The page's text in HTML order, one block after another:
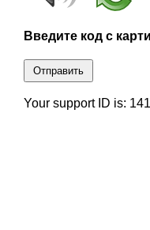
Введите код с
Отправить
Your support ID is: